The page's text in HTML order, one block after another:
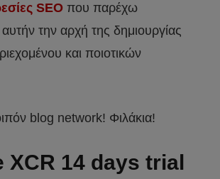
SEO που παρέχω
αυτήν την αρχή της δημιουργίας
και ποιοτικών
blog network! Φιλάκια!
XCR 14 days trial